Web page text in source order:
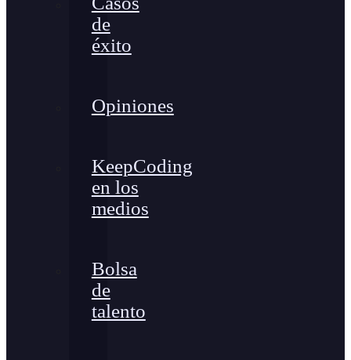
de
éxito
Opiniones
KeepCoding
en los
medios
Bolsa
de
talento